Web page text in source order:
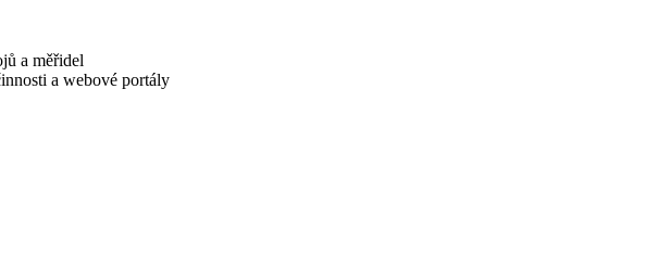
a měřidel
a webové portály